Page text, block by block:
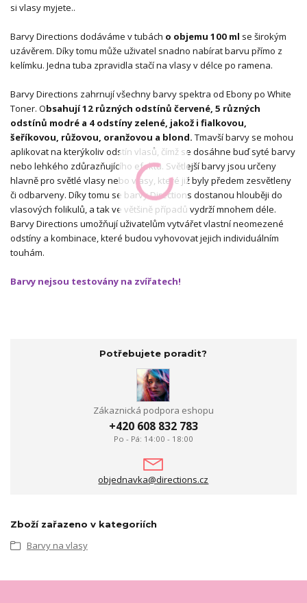
si vlasy myjete..
Barvy Directions dodáváme v tubách o objemu 100 ml se širokým
uzávěrem. Díky tomu může uživatel snadno nabírat barvu přímo z
kelímku. Jedna tuba zpravidla stačí na vlasy v délce po ramena.
Barvy Directions zahrnují všechny barvy spektra od Ebony po White
Toner. Obsahují 12 různých odstínů červené, 5 různých
odstínů modré a 4 odstíny zelené, jakož i fialkovou,
šeříkovou, růžovou, oranžovou a blond. Tmavší barvy se mohou
aplikovat na kterýkoliv odstín vlasů, čímž se dosáhne buď syté barvy
nebo lehkého zdůrazňujícího efektu. Světlejší barvy jsou určeny
hlavně pro světlé vlasy nebo vlasy, které již byly předem zesvětleny
či odbarveny. Díky tomu se barvy Directions dostanou hlouběji do
vlasových folikulů, a tak ve většině případů vydrží mnohem déle.
Barvy Directions umožňují uživatelům vytvářet vlastní neomezené
odstíny a kombinace, které budou vyhovovat jejich individuálním
touhám.
Barvy nejsou testovány na zvířatech!
Potřebujete poradit?
Zákaznická podpora eshopu
+420 608 832 783
Po - Pá: 14:00 - 18:00
objednavka@directions.cz
Zboží zařazeno v kategoriích
Barvy na vlasy